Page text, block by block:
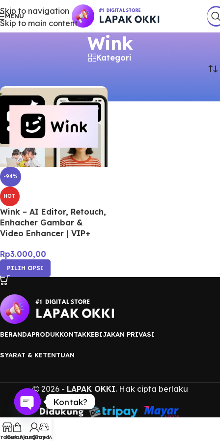
Skip to navigation
Skip to main content
MENU
Wink
Kategori
-94%
HOT
Wink – AI Editor, Retouch,
Enhacher Gambar &
Video Enhancer | VIP+
Rp3.000,00
PILIH OPSI
BERANDAPRODUKKONTAKKEBIJAKAN PRIVASI
SYARAT & KETENTUAN
2026 - LAPAK OKKI. Hak cipta berlaku
Keranjang
Akun Saya
Grup WA
Kontak?
Open
chaty